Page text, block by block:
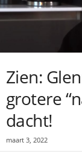
Zien:
grotere
dacht!
maart 3, 2022